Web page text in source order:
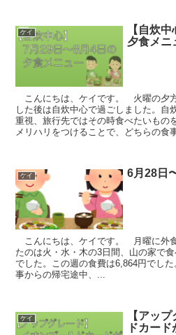
ケイ
【自炊
夕食メニ
こんにちは、ケイです。 火曜の夕
した後は自炊中心で過ごしました。自
重視、旅行先ではその時食べたいもの
メリハリをつけることで、どちらの食
ケイ 6月28日
こんにちは、ケイです。 月曜に外
たのは火・水・木の3日間、山の家で
でした。この週の食費は6,864円で
事からの帰宅途中、...
ケイ
【アッ
ドカー